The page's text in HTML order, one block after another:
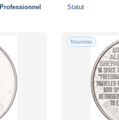
Professionnel Statut
Nouveau